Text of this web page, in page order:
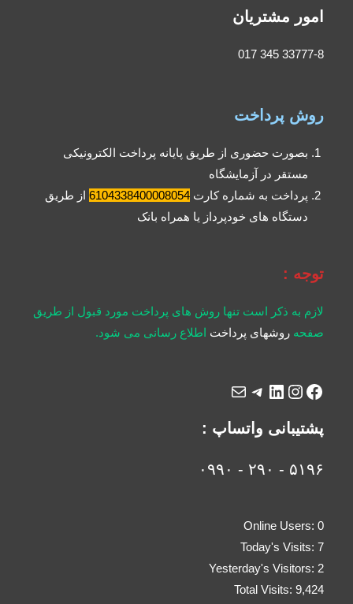
امور مشتریان
33777-8 345 017
روش پرداخت
بصورت حضوری از طریق پایانه پرداخت الکترونیکی
مستقر در آزمایشگاه
پرداخت به شماره کارت6104338400008054 از طریق
دستگاه های خودپرداز یا همراه بانک
توجه :
لازم به ذکر است تنها روش های پرداخت مورد قبول از طریق
صفحهروشهای پرداخت اطلاع رسانی می شود.
پشتیبانی واتساپ :
۵۱۹۶ - ۲۹۰ - ۰۹۹۰
Online Users: 0
Today's Visits: 7
Yesterday's Visitors: 2
Total Visits: 9,424